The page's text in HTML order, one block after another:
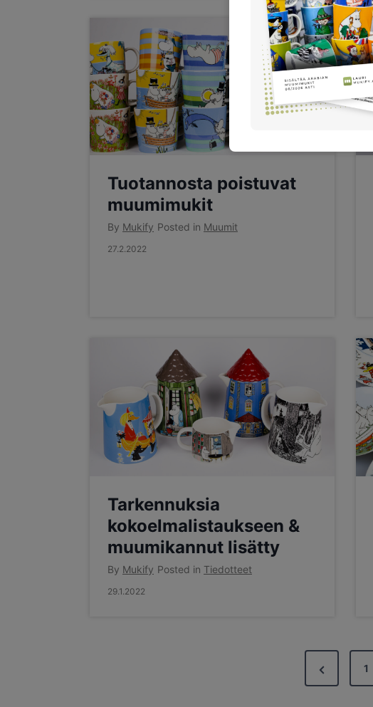
Tuotannosta poistuvat
muumimukit
By Mukify Posted in Muumit
27.2.2022
Tarkennuksia
kokoelmalistaukseen &
muumikannut lisätty
By Mukify Posted in Tiedotteet
29.1.2022
P
r
1